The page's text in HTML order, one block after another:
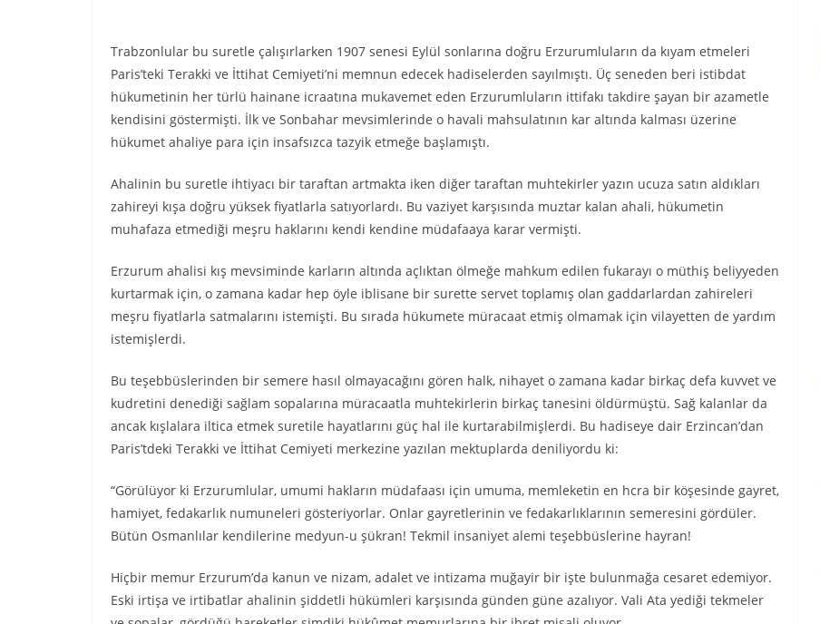
Trabzonlular bu suretle çalışırlarken 1907 senesi Eylül sonlarına doğru Erzurumluların da kıyam etmeleri
Paris’teki Terakki ve İttihat Cemiyeti’ni memnun edecek hadiselerden sayılmıştı. Üç seneden beri istibdat
hükumetinin her türlü hainane icraatına mukavemet eden Erzurumluların ittifakı takdire şayan bir azametle
kendisini göstermişti. İlk ve Sonbahar mevsimlerinde o havali mahsulatının kar altında kalması üzerine
hükumet ahaliye para için insafsızca tazyik etmeğe başlamıştı.
Ahalinin bu suretle ihtiyacı bir taraftan artmakta iken diğer taraftan muhtekirler yazın ucuza satın aldıkları
zahireyi kışa doğru yüksek fiyatlarla satıyorlardı. Bu vaziyet karşısında muztar kalan ahali, hükumetin
muhafaza etmediği meşru haklarını kendi kendine müdafaaya karar vermişti.
Erzurum ahalisi kış mevsiminde karların altında açlıktan ölmeğe mahkum edilen fukarayı o müthiş beliyyeden
kurtarmak için, o zamana kadar hep öyle iblisane bir surette servet toplamış olan gaddarlardan zahireleri
meşru fiyatlarla satmalarını istemişti. Bu sırada hükumete müracaat etmiş olmamak için vilayetten de yardım
istemişlerdi.
Bu teşebbüslerinden bir semere hasıl olmayacağını gören halk, nihayet o zamana kadar birkaç defa kuvvet ve
kudretini denediği sağlam sopalarına müracaatla muhtekirlerin birkaç tanesini öldürmüştü. Sağ kalanlar da
ancak kışlalara iltica etmek suretile hayatlarını güç hal ile kurtarabilmişlerdi. Bu hadiseye dair Erzincan’dan
Paris’tdeki Terakki ve İttihat Cemiyeti merkezine yazılan mektuplarda deniliyordu ki:
“Görülüyor ki Erzurumlular, umumi hakların müdafaası için umuma, memleketin en hcra bir köşesinde gayret,
hamiyet, fedakarlık numuneleri gösteriyorlar. Onlar gayretlerinin ve fedakarlıklarının semeresini gördüler.
Bütün Osmanlılar kendilerine medyun-u şükran! Tekmil insaniyet alemi teşebbüslerine hayran!
Hiçbir memur Erzurum’da kanun ve nizam, adalet ve intizama muğayir bir işte bulunmağa cesaret edemiyor.
Eski irtişa ve irtibatlar ahalinin şiddetli hükümleri karşısında günden güne azalıyor. Vali Ata yediği tekmeler